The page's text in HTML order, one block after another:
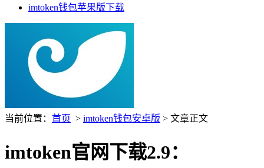
imtoken钱包苹果版下载
当前位置： 首页 > imtoken钱包安卓版 > 文章正文
imtoken官网下载2.9：